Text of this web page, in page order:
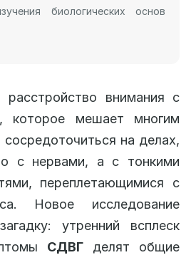
биологических основ
расстройство внимания с
которое мешает многим
на делах,
с нервами, а с тонкими
переплетающимися с
Новое исследование
утренний всплеск
СДВГ делят общие